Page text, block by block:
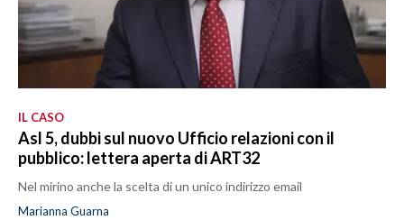
IL CASO
Asl 5, dubbi sul nuovo Ufficio relazioni con il
pubblico: lettera aperta di ART32
Nel mirino anche la scelta di un unico indirizzo email
Marianna Guarna